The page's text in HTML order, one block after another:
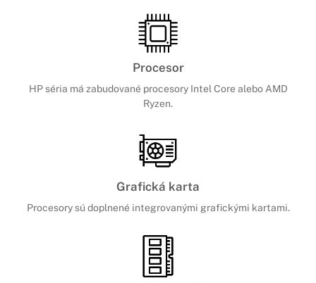
Procesor
HP séria má zabudované procesory Intel Core alebo AMD
Ryzen.
Grafická karta
Procesory sú doplnené integrovanými grafickými kartami.